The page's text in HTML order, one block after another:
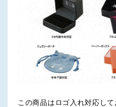
この商品はロゴ入れ対応して